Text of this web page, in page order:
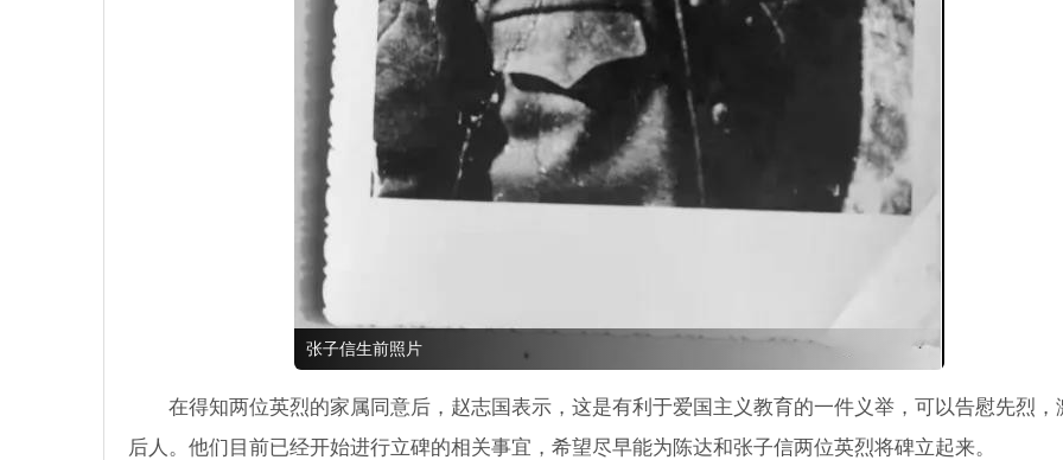
张子信生前照片
在得知两位英烈的家属同意后，赵志国表示，这是有利于爱国主义教育的一件义举，可以告慰先烈，
后人。他们目前已经开始进行立碑的相关事宜，希望尽早能为陈达和张子信两位英烈将碑立起来。